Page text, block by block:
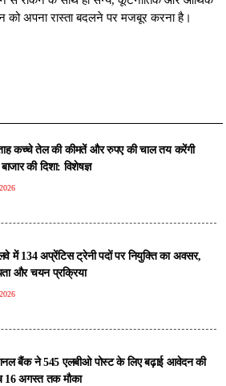
को अपना रास्ता बदलने पर मजबूर करना है।
कच्चे तेल की कीमतें और रुपए की चाल तय करेंगी
की दिशा: विशेषज्ञ
में 134 अप्रेंटिस ट्रेनी पदों पर नियुक्ति का अवसर,
और चयन प्रक्रिया
बैंक ने 545 एलबीओ पोस्ट के लिए बढ़ाई आवेदन की
16 अगस्त तक मौका